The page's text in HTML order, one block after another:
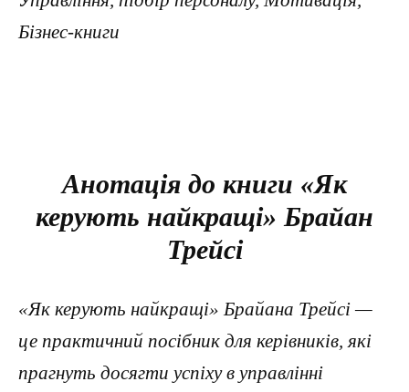
Бізнес-книги
Анотація до книги «Як
керують найкращі» Брайан
Трейсі
«Як керують найкращі» Брайана Трейсі —
це практичний посібник для керівників, які
прагнуть досягти успіху в управлінні